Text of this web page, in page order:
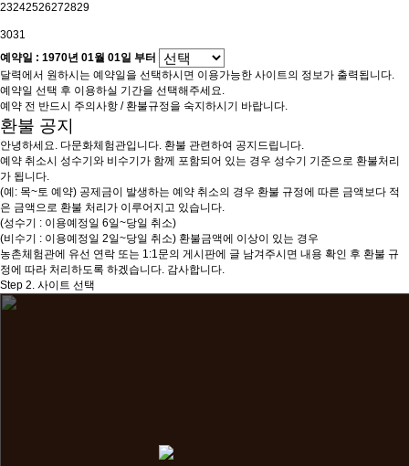
23242526272829
3031
예약일 : 1970년 01월 01일 부터
달력에서 원하시는 예약일을 선택하시면 이용가능한 사이트의 정보가 출력됩니다.
예약일 선택 후 이용하실 기간을 선택해주세요.
예약 전 반드시 주의사항 / 환불규정을 숙지하시기 바랍니다.
환불 공지
안녕하세요. 다문화체험관입니다. 환불 관련하여 공지드립니다.
예약 취소시 성수기와 비수기가 함께 포함되어 있는 경우 성수기 기준으로 환불처리
가 됩니다.
(예: 목~토 예약) 공제금이 발생하는 예약 취소의 경우 환불 규정에 따른 금액보다 적
은 금액으로 환불 처리가 이루어지고 있습니다.
(성수기 : 이용예정일 6일~당일 취소)
(비수기 : 이용예정일 2일~당일 취소) 환불금액에 이상이 있는 경우
농촌체험관에 유선 연락 또는 1:1문의 게시판에 글 남겨주시면 내용 확인 후 환불 규
정에 따라 처리하도록 하겠습니다. 감사합니다.
Step 2. 사이트 선택